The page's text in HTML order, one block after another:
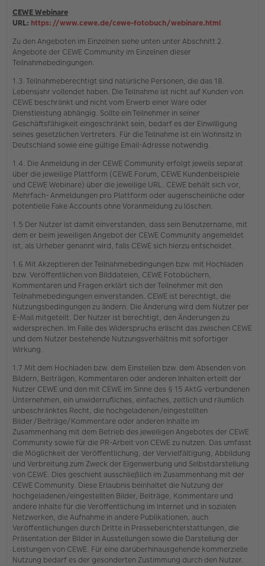
CEWE Webinare
URL: https://www.cewe.de/cewe-fotobuch/webinare.html
Zu den Angeboten im Einzelnen siehe unten unter Abschnitt 2.
Angebote der CEWE Community im Einzelnen dieser
Teilnahmebedingungen.
1.3. Teilnahmeberechtigt sind natürliche Personen, die das 18.
Lebensjahr vollendet haben. Die Teilnahme ist nicht auf Kunden von
CEWE beschränkt und nicht vom Erwerb einer Ware oder
Dienstleistung abhängig. Sollte ein Teilnehmer in seiner
Geschäftsfähigkeit eingeschränkt sein, bedarf es der Einwilligung
seines gesetzlichen Vertreters. Für die Teilnahme ist ein Wohnsitz in
Deutschland sowie eine gültige Email-Adresse notwendig.
1.4. Die Anmeldung in der CEWE Community erfolgt jeweils separat
über die jeweilige Plattform (CEWE Forum, CEWE Kundenbeispiele
und CEWE Webinare) über die jeweilige URL. CEWE behält sich vor,
Mehrfach- Anmeldungen pro Plattform oder augenscheinliche oder
potentielle Fake Accounts ohne Voranmeldung zu löschen.
1.5 Der Nutzer ist damit einverstanden, dass sein Benutzername, mit
dem er beim jeweiligen Angebot der CEWE Community angemeldet
ist, als Urheber genannt wird, falls CEWE sich hierzu entscheidet.
1.6 Mit Akzeptieren der Teilnahmebedingungen bzw. mit Hochladen
bzw. Veröffentlichen von Bilddateien, CEWE Fotobüchern,
Kommentaren und Fragen erklärt sich der Teilnehmer mit den
Teilnahmebedingungen einverstanden. CEWE ist berechtigt, die
Nutzungsbedingungen zu ändern. Die Änderung wird dem Nutzer per
E-Mail mitgeteilt. Der Nutzer ist berechtigt, den Änderungen zu
widersprechen. Im Falle des Widerspruchs erlischt das zwischen CEWE
und dem Nutzer bestehende Nutzungsverhältnis mit sofortiger
Wirkung.
1.7 Mit dem Hochladen bzw. dem Einstellen bzw. dem Absenden von
Bildern, Beiträgen, Kommentaren oder anderen Inhalten erteilt der
Nutzer CEWE und den mit CEWE im Sinne des § 15 AktG verbundenen
Unternehmen, ein unwiderrufliches, einfaches, zeitlich und räumlich
unbeschränktes Recht, die hochgeladenen/eingestellten
Bilder/Beiträge/Kommentare oder anderen Inhalte im
Zusammenhang mit dem Betrieb des jeweiligen Angebotes der CEWE
Community sowie für die PR-Arbeit von CEWE zu nutzen. Das umfasst
die Möglichkeit der Veröffentlichung, der Vervielfältigung, Abbildung
und Verbreitung zum Zweck der Eigenwerbung und Selbstdarstellung
von CEWE. Dies geschieht ausschließlich im Zusammenhang mit der
CEWE Community. Diese Erlaubnis beinhaltet die Nutzung der
hochgeladenen/eingestellten Bilder, Beiträge, Kommentare und
andere Inhalte für die Veröffentlichung im Internet und in sozialen
Netzwerken, die Aufnahme in andere Publikationen, auch
Veröffentlichungen durch Dritte in Presseberichterstattungen, die
Präsentation der Bilder in Ausstellungen sowie die Darstellung der
Leistungen von CEWE. Für eine darüberhinausgehende kommerzielle
Nutzung bedarf es der gesonderten Zustimmung durch den Nutzer.